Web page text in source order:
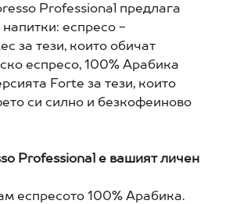
Professional предлага
еспресо -
за тези, които обичат
еспресо, 100% Арабика
Forte за тези, които
си силно и безкофеиново
Professional е вашият личен
еспресото 100% Арабика.